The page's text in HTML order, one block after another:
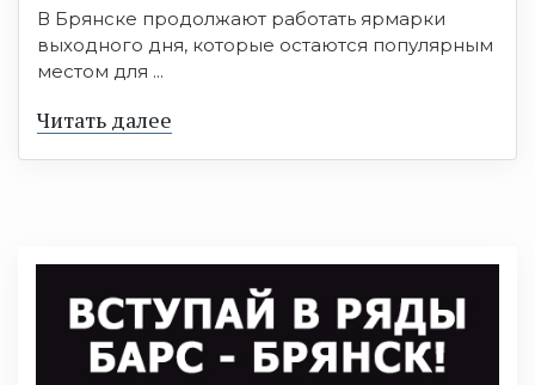
В Брянске продолжают работать ярмарки
выходного дня, которые остаются популярным
местом для ...
Читать далее